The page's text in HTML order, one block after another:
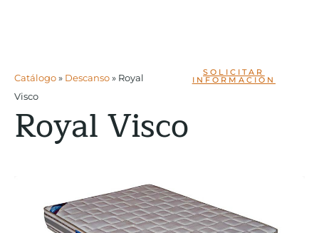
Catálogo» Descanso» Royal
Visco
SOLICITAR
INFORMACIÓN
Royal Visco